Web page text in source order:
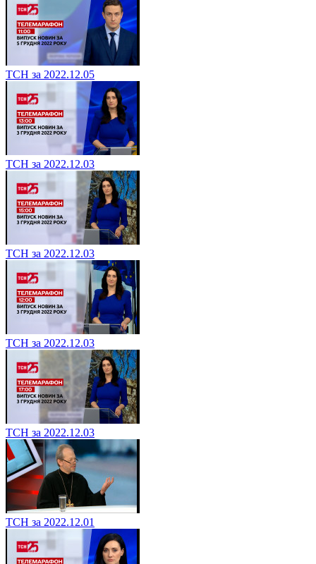
ТСН за 2022.12.05
ТСН за 2022.12.03
ТСН за 2022.12.03
ТСН за 2022.12.03
ТСН за 2022.12.03
ТСН за 2022.12.01